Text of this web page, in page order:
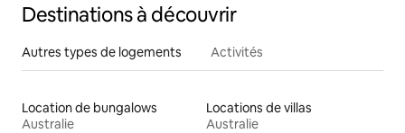
Destinations à découvrir
Autres types de logements Activités
Location de bungalows
Australie
Locations de villas
Australie